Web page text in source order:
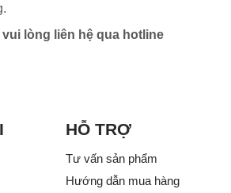
lòng liên hệ qua hotline
HỖ TRỢ
Tư vấn sản phẩm
Hướng dẫn mua hàng